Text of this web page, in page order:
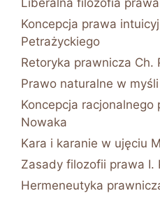
Koncepcja prawa
Petrażyckiego
Retoryka prawnicza Ch.
Prawo naturalne w
Koncepcja racjonalnego
Nowaka
Kara i karanie w ujęciu
Zasady filozofii prawa I.
Hermeneutyka